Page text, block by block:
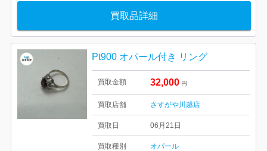
買取品詳細
Pt900 オパール付き リング
買取金額 32,000 円
買取店舗 さすがや川越店
買取日 06月21日
買取種別 オパール